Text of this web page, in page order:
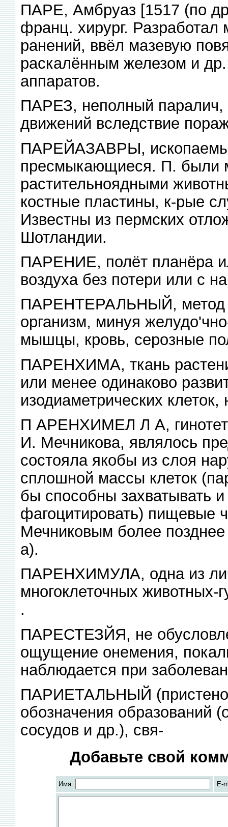
ПАРЕ, Амбруаз [1517 (по
франц. хирург. Разработал
ранений, ввёл мазевую
раскалённым железом и
аппаратов.
ПАРЕЗ, неполный паралич,
движений вследствие
ПАРЕЙАЗАВРЫ,
пресмыкающиеся. П. были
растительноядными
костные пластины, к-рые
Известны из пермских
Шотландии.
ПАРЕНИЕ, полёт планёра
воздуха без потери или с
ПАРЕНТЕРАЛЬНЫЙ, метод
организм, минуя
мышцы, кровь, серозные
ПАРЕНХИМА, ткань
или менее одинаково
изодиаметрических
П АРЕНХИМЕЛ Л А,
И. Мечникова, являлось
состояла якобы из слоя
сплошной массы клеток
бы способны захватывать и
фагоцитировать) пищевые
Мечниковым более
а).
ПАРЕНХИМУЛА, одна из
многоклеточных животных-
.
ПАРЕСТЕЗЙЯ, не
ощущение онемения,
наблюдается при
ПАРИЕТАЛЬНЫЙ
обозначения
сосудов и др.), свя-
Добавьте свой
Имя: E-